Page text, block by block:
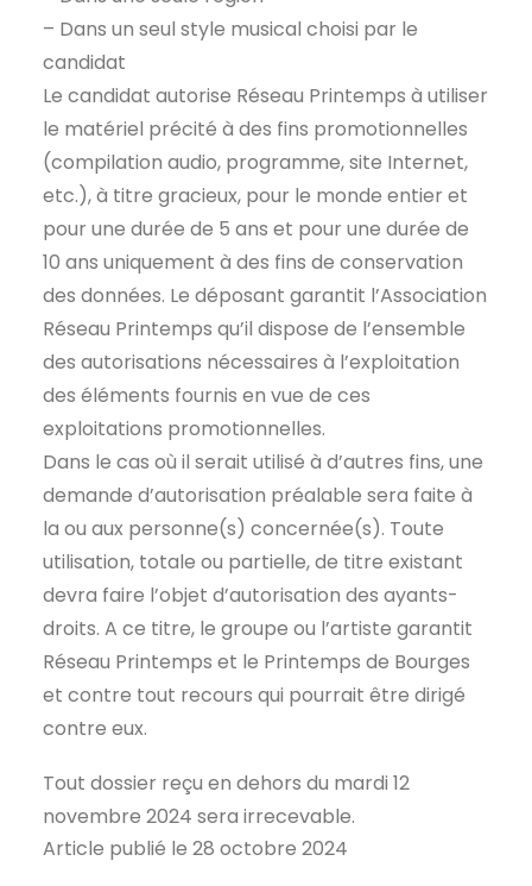
– Dans un seul style musical choisi par le
candidat
Le candidat autorise Réseau Printemps à utiliser
le matériel précité à des fins promotionnelles
(compilation audio, programme, site Internet,
etc.), à titre gracieux, pour le monde entier et
pour une durée de 5 ans et pour une durée de
10 ans uniquement à des fins de conservation
des données. Le déposant garantit l’Association
Réseau Printemps qu’il dispose de l’ensemble
des autorisations nécessaires à l’exploitation
des éléments fournis en vue de ces
exploitations promotionnelles.
Dans le cas où il serait utilisé à d’autres fins, une
demande d’autorisation préalable sera faite à
la ou aux personne(s) concernée(s). Toute
utilisation, totale ou partielle, de titre existant
devra faire l’objet d’autorisation des ayants-
droits. A ce titre, le groupe ou l’artiste garantit
Réseau Printemps et le Printemps de Bourges
et contre tout recours qui pourrait être dirigé
contre eux.
Tout dossier reçu en dehors du mardi 12
novembre 2024 sera irrecevable.
Article publié le 28 octobre 2024